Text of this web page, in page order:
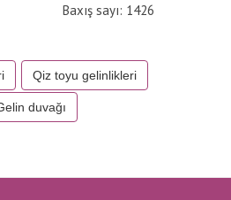
Baxış sayı: 1426
Qiz toyu gelinlikleri
duvağı